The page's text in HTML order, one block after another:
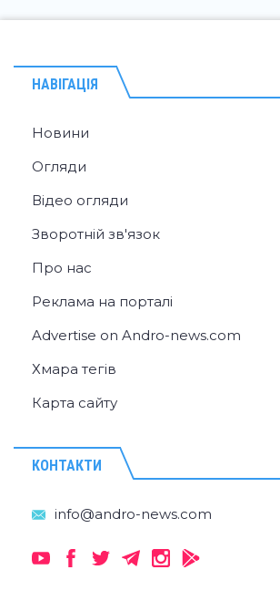
НАВІГАЦІЯ
Новини
Огляди
Відео огляди
Зворотній зв'язок
Про нас
Реклама на порталі
Advertise on Andro-news.com
Хмара тегів
Карта сайту
КОНТАКТИ